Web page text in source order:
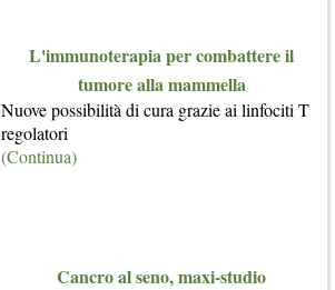
L'immunoterapia per combattere il
tumore alla mammella
Nuove possibilità di cura grazie ai linfociti T
regolatori
(Continua)
Cancro al seno, maxi-studio